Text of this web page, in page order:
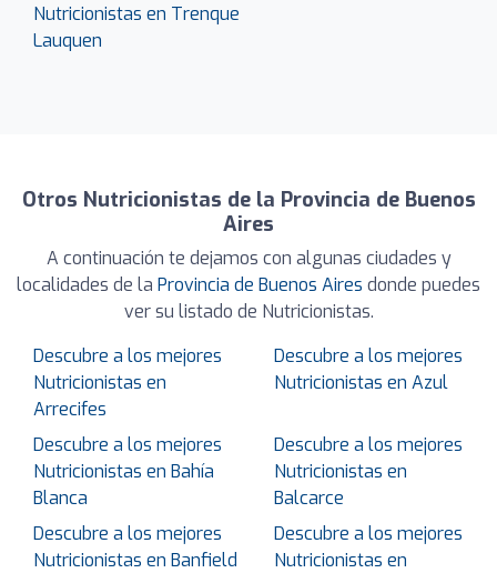
Nutricionistas en Trenque
Lauquen
Otros Nutricionistas de la Provincia de Buenos
Aires
A continuación te dejamos con algunas ciudades y
localidades de la Provincia de Buenos Aires donde puedes
ver su listado de Nutricionistas.
Descubre a los mejores
Nutricionistas en
Arrecifes
Descubre a los mejores
Nutricionistas en Azul
Descubre a los mejores
Nutricionistas en Bahía
Blanca
Descubre a los mejores
Nutricionistas en
Balcarce
Descubre a los mejores
Nutricionistas en Banfield
Descubre a los mejores
Nutricionistas en